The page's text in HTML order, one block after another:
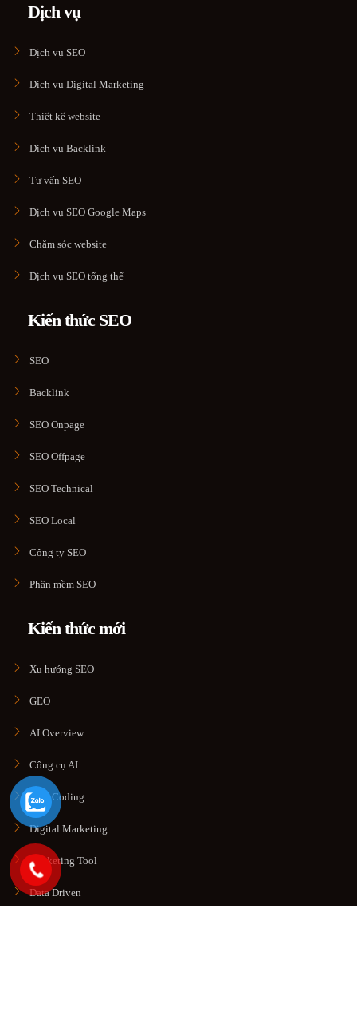
Dịch vụ
Dịch vụ SEO
Dịch vụ Digital Marketing
Thiết kế website
Dịch vụ Backlink
Tư vấn SEO
Dịch vụ SEO Google Maps
Chăm sóc website
Dịch vụ SEO tổng thể
Kiến thức SEO
SEO
Backlink
SEO Onpage
SEO Offpage
SEO Technical
SEO Local
Công ty SEO
Phần mềm SEO
Kiến thức mới
Xu hướng SEO
GEO
AI Overview
Công cụ AI
Vibe Coding
Digital Marketing
Marketing Tool
Data Driven